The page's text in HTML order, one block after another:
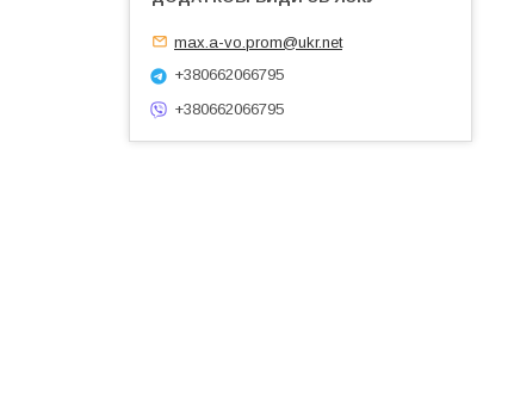
max.a-vo.prom@ukr.net
+380662066795
+380662066795